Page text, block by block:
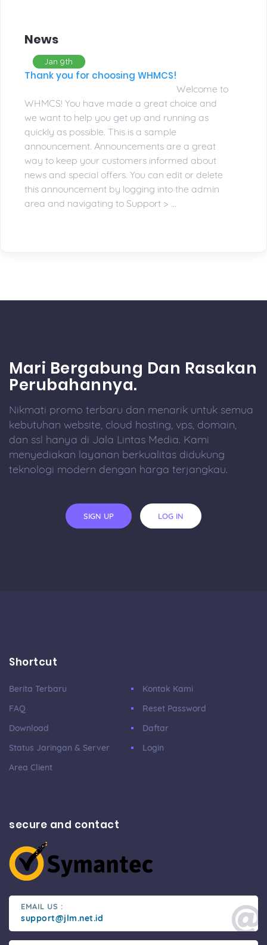
News
Jan 9th
Thank you for choosing WHMCS!
Welcome to
WHMCS! You have made a great choice and
we want to help you get up and running as
quickly as possible. This is a sample
announcement. Announcements are a great
way to keep your customers informed about
news and special offers. You can edit or delete
this announcement by logging into the admin
area and navigating to Support > ...
Mari Bergabung Dan Rasakan
Perubahannya.
Nikmati promo terbaru dan menarik untuk semua
kebutuhan website, cloud hosting, vps, domain,
dan ssl hanya di Jala Lintas Media. Kami
menyediakan layanan berkualitas didukung
teknologi modern dengan harga terjangkau.
SIGN UP LOG IN
Shortcut
Berita Terbaru
FAQ
Download
Status Jaringan & Server
Area Client
Kontak Kami
Reset Password
Daftar
Login
secure and contact
EMAIL US :
support@jlm.net.id